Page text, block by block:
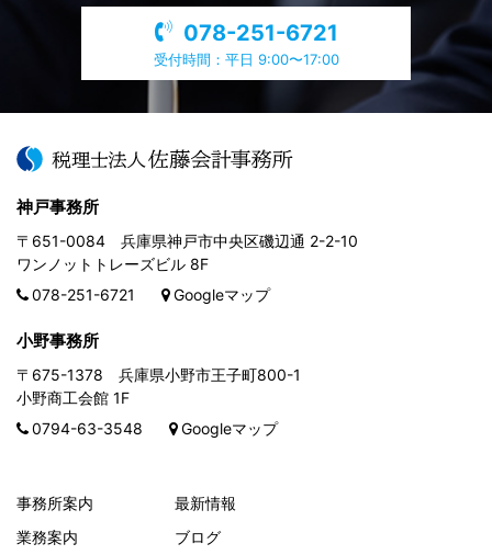
078-251-6721
受付時間：平日 9:00〜17:00
神戸事務所
〒651-0084 兵庫県神戸市中央区磯辺通 2-2-10
ワンノットトレーズビル 8F
078-251-6721
Googleマップ
小野事務所
〒675-1378 兵庫県小野市王子町800-1
小野商工会館 1F
0794-63-3548
Googleマップ
事務所案内
業務案内
最新情報
ブログ